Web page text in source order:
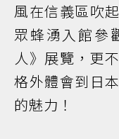
風在信義區吹
眾蜂湧入館參
人》展覽，更
格外體會到日
的魅力！